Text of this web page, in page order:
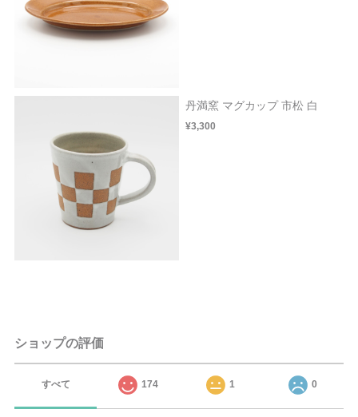
丹満窯 マグカップ 市松 白
¥3,300
ショップの評価
すべて 174 1 0